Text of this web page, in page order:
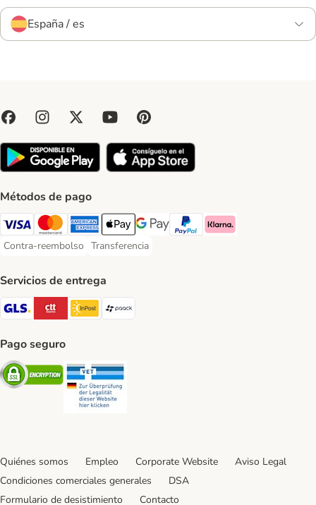
España / es
Métodos de pago
Visa Payment Method
Mastercard Payment Method
American Express Payment Method
Apple Pay Payment Method
Google Pay Payment Method
PayPal Payment Method
Klarna Payment Method
Contra-reembolso
Contra-reembolso Payment Method
Transferencia
Transferencia Payment Method
Servicios de entrega
GLS Shipping Method
CTTExpress Shipping Method
InPost Shipping Method
paack Shipping Method
Pago seguro
Security
Quiénes somos Empleo Corporate Website
Aviso Legal
Condiciones comerciales generales
DSA
Formulario de desistimiento
Contacto